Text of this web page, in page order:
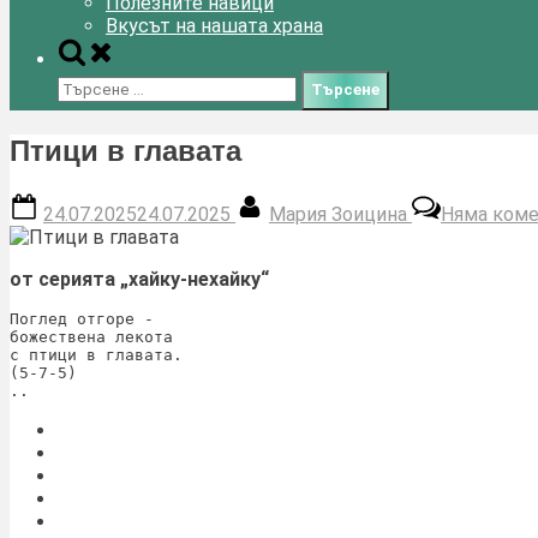
Вкусът на нашата храна
Toggle
search
form
Търсене
за:
Птици в главата
Posted
on
24.07.202524.07.2025
By
Мария Зоицина Няма
от серията „хайку-нехайку“
Поглед отгоре -
божествена лекота
с птици в главата.
(5-7-5)
..